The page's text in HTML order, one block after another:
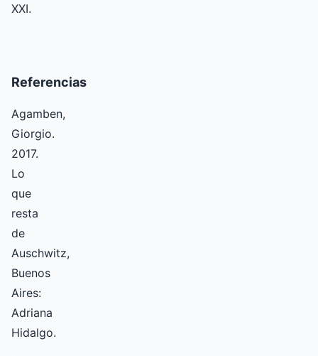
XXI.
Referencias
Agamben,
Giorgio.
2017.
Lo
que
resta
de
Auschwitz,
Buenos
Aires:
Adriana
Hidalgo.